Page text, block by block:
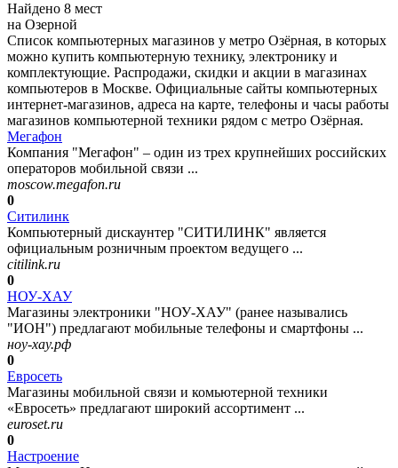
Найдено 8 мест
на Озерной
Список компьютерных магазинов у метро Озёрная, в которых
можно купить компьютерную технику, электронику и
комплектующие. Распродажи, скидки и акции в магазинах
компьютеров в Москве. Официальные сайты компьютерных
интернет-магазинов, адреса на карте, телефоны и часы работы
магазинов компьютерной техники рядом с метро Озёрная.
Мегафон
Компания "Мегафон" – один из трех крупнейших российских
операторов мобильной связи ...
moscow.megafon.ru
0
Ситилинк
Компьютерный дискаунтер "СИТИЛИНК" является
официальным розничным проектом ведущего ...
citilink.ru
0
НОУ-ХАУ
Магазины электроники "НОУ-ХАУ" (ранее назывались
"ИОН") предлагают мобильные телефоны и смартфоны ...
ноу-хау.рф
0
Евросеть
Магазины мобильной связи и комьютерной техники
«Евросеть» предлагают широкий ассортимент ...
euroset.ru
0
Настроение